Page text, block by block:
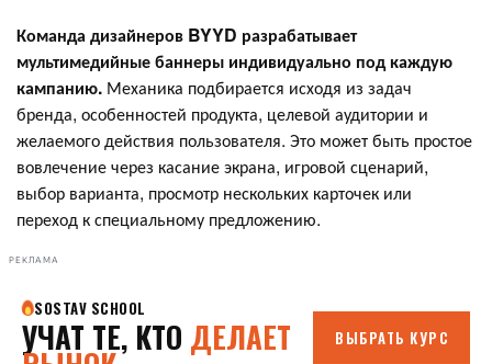
Команда дизайнеров BYYD разрабатывает
мультимедийные баннеры индивидуально под каждую
кампанию. Механика подбирается исходя из задач
бренда, особенностей продукта, целевой аудитории и
желаемого действия пользователя. Это может быть простое
вовлечение через касание экрана, игровой сценарий,
выбор варианта, просмотр нескольких карточек или
переход к специальному предложению.
РЕКЛАМА